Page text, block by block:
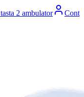
2 ambulator
Cont